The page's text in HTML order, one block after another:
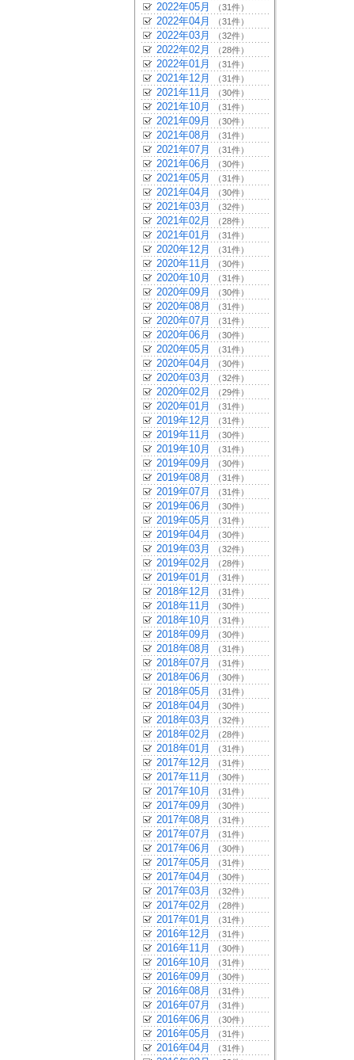
2022年05月 （31件）
2022年04月 （31件）
2022年03月 （32件）
2022年02月 （28件）
2022年01月 （31件）
2021年12月 （31件）
2021年11月 （30件）
2021年10月 （31件）
2021年09月 （30件）
2021年08月 （31件）
2021年07月 （31件）
2021年06月 （30件）
2021年05月 （31件）
2021年04月 （30件）
2021年03月 （32件）
2021年02月 （28件）
2021年01月 （31件）
2020年12月 （31件）
2020年11月 （30件）
2020年10月 （31件）
2020年09月 （30件）
2020年08月 （31件）
2020年07月 （31件）
2020年06月 （30件）
2020年05月 （31件）
2020年04月 （30件）
2020年03月 （32件）
2020年02月 （29件）
2020年01月 （31件）
2019年12月 （31件）
2019年11月 （30件）
2019年10月 （31件）
2019年09月 （30件）
2019年08月 （31件）
2019年07月 （31件）
2019年06月 （30件）
2019年05月 （31件）
2019年04月 （30件）
2019年03月 （32件）
2019年02月 （28件）
2019年01月 （31件）
2018年12月 （31件）
2018年11月 （30件）
2018年10月 （31件）
2018年09月 （30件）
2018年08月 （31件）
2018年07月 （31件）
2018年06月 （30件）
2018年05月 （31件）
2018年04月 （30件）
2018年03月 （32件）
2018年02月 （28件）
2018年01月 （31件）
2017年12月 （31件）
2017年11月 （30件）
2017年10月 （31件）
2017年09月 （30件）
2017年08月 （31件）
2017年07月 （31件）
2017年06月 （30件）
2017年05月 （31件）
2017年04月 （30件）
2017年03月 （32件）
2017年02月 （28件）
2017年01月 （31件）
2016年12月 （31件）
2016年11月 （30件）
2016年10月 （31件）
2016年09月 （30件）
2016年08月 （31件）
2016年07月 （31件）
2016年06月 （30件）
2016年05月 （31件）
2016年04月 （31件）